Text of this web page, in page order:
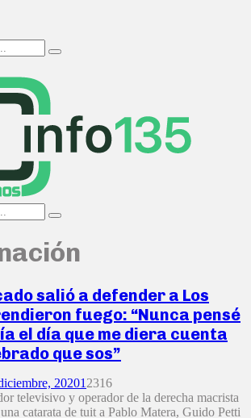
Search
Search
salió a defender a Los
fuego: “Nunca pensé
el día que me diera cuenta
que sos”
20201 2316
televisivo y operador de la derecha macrista
catarata de tuit a Pablo Matera, Guido Petti